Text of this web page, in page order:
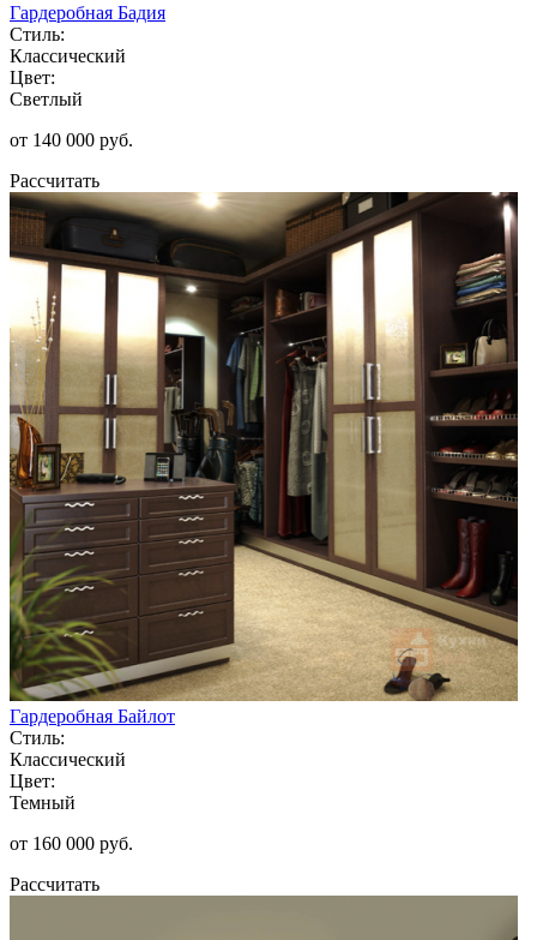
Гардеробная Бадия
Стиль:
Классический
Цвет:
Светлый
от 140 000 руб.
Рассчитать
Гардеробная Байлот
Стиль:
Классический
Цвет:
Темный
от 160 000 руб.
Рассчитать